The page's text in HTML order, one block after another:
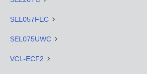
SEL057FEC
SEL075UWC
VCL-ECF2